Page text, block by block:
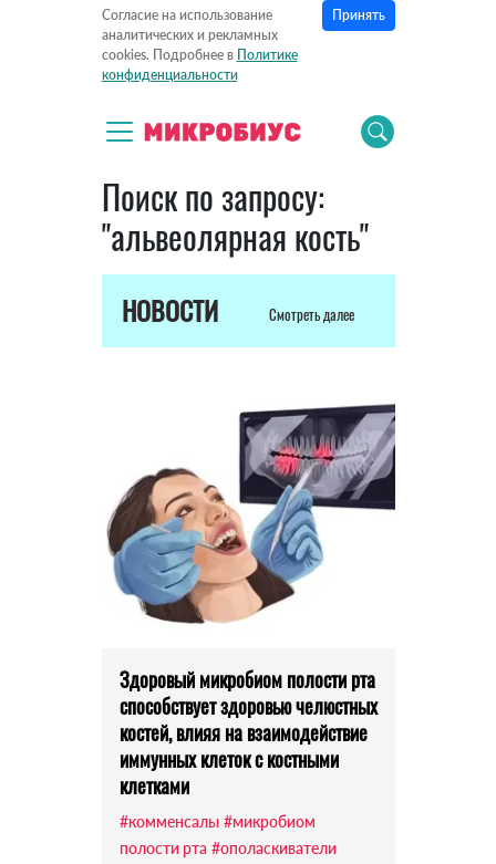
Согласие на использование
аналитических и рекламных
cookies. Подробнее в Политике
конфиденциальности
Принять
Поиск по запросу:
"альвеолярная кость"
НОВОСТИ Смотреть далее
Здоровый микробиом полости рта
способствует здоровью челюстных
костей, влияя на взаимодействие
иммунных клеток с костными
клетками
#комменсалы #микробиом
полости рта #ополаскиватели